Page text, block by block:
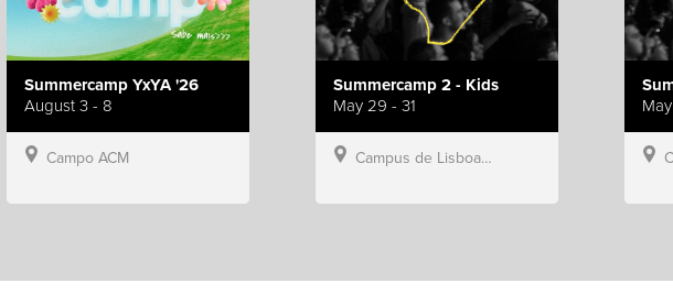
Summercamp YxYA '26
August 3 - 8
Campo ACM
Summercamp 2 - Kids
May 29 - 31
Campus de Lisboa, Hillsong Portugal